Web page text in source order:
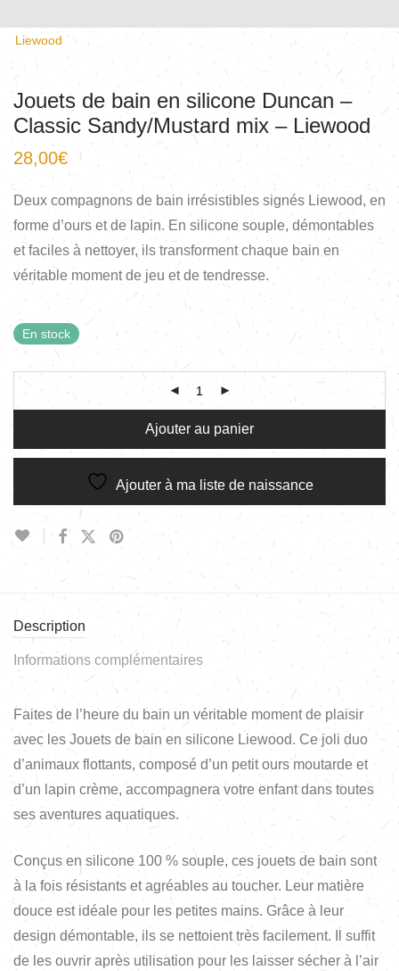
Liewood
Jouets de bain en silicone Duncan –
Classic Sandy/Mustard mix – Liewood
28,00€
Deux compagnons de bain irrésistibles signés Liewood, en
forme d’ours et de lapin. En silicone souple, démontables
et faciles à nettoyer, ils transforment chaque bain en
véritable moment de jeu et de tendresse.
En stock
Ajouter au panier
Ajouter à ma liste de naissance
Description
Informations complémentaires
Faites de l’heure du bain un véritable moment de plaisir
avec les Jouets de bain en silicone Liewood. Ce joli duo
d’animaux flottants, composé d’un petit ours moutarde et
d’un lapin crème, accompagnera votre enfant dans toutes
ses aventures aquatiques.
Conçus en silicone 100 % souple, ces jouets de bain sont
à la fois résistants et agréables au toucher. Leur matière
douce est idéale pour les petites mains. Grâce à leur
design démontable, ils se nettoient très facilement. Il suffit
de les ouvrir après utilisation pour les laisser sécher à l’air